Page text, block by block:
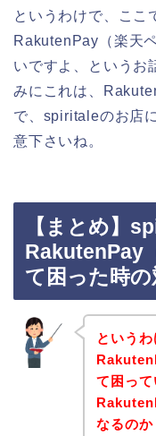
というわけで、ここ
RakutenPay（楽天
いですよ、というお
みにこれは、
で、spiritaleのお店
意下さいね。
【まとめ】
RakutenPay
て困った時
という
て困っ
なるの